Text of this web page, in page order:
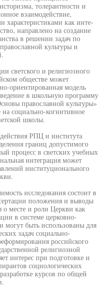
толерантности и
взаимодействие,
характеристиками как инте-
направлено на создание
в решении задач по
культуры и
светского и религиозного
обществе может
ориентированная модель
в школьную программу
православной культуры»
социально-когнитивное
школы.
РПЦ и института
границ допустимого
процесс в светских учебных
интеграция может
институционального
исследования состоит в
положения и выводы
о месте и роли Церкви как
в системе церковно-
могут быть использованы для
задач социально-
российского
религиозной
интерес при подготовке и
социологических
курсов по общей